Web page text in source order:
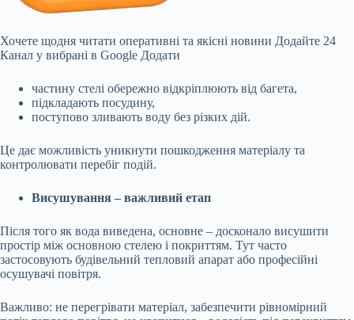
Хочете щодня читати оперативні та якісні новини Додайте 24
Канал у вибрані в Google Додати
частину стелі обережно відкріплюють від багета,
підкладають посудину,
поступово зливають воду без різких дій.
Це дає можливість уникнути пошкодження матеріалу та
контролювати перебіг подій.
Висушування – важливий етап
Після того як вода виведена, основне – досконало висушити
простір між основною стелею і покриттям. Тут часто
застосовують будівельний тепловий апарат або професійні
осушувачі повітря.
Важливо: не перегрівати матеріал, забезпечити рівномірний